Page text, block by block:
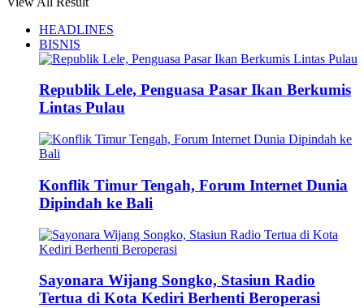
HEADLINES
BISNIS
Republik Lele, Penguasa Pasar Ikan Berkumis
Lintas Pulau
Konflik Timur Tengah, Forum Internet Dunia
Dipindah ke Bali
Sayonara Wijang Songko, Stasiun Radio
Tertua di Kota Kediri Berhenti Beroperasi